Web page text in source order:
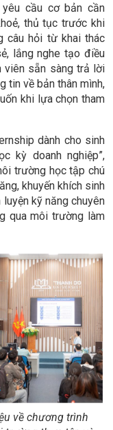
cầu cơ bản cần
thủ tục trước khi
câu hỏi từ khai thác
lắng nghe tạo điều
viên sẵn sàng trả lời
tin về bản thân mình,
khi lựa chọn tham
dành cho sinh
kỳ doanh nghiệp”,
trường học tập chú
khuyến khích sinh
kỹ năng chuyên
qua môi trường làm
về chương trình